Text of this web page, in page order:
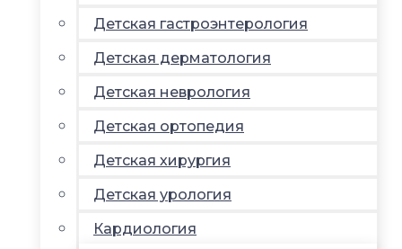
Детская гастроэнтерология
Детская дерматология
Детская неврология
Детская ортопедия
Детская хирургия
Детская урология
Кардиология